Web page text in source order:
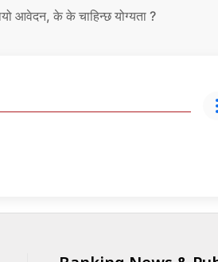
आवेदन, के के चाहिन्छ योग्यता ?